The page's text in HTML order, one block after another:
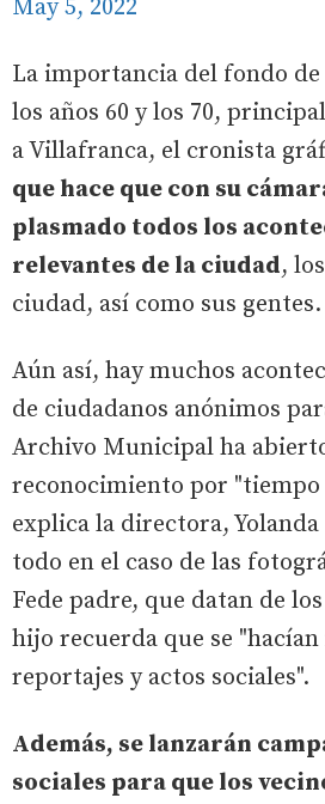
May 5, 2022
La importancia del fondo de
los años 60 y los 70,
a Villafranca, el cronista
que hace que con su
plasmado todos los
relevantes de la ciudad,
ciudad, así como sus gentes.
Aún así, hay muchos
de ciudadanos anónimos
Archivo Municipal ha
reconocimiento por
explica la directora,
todo en el caso de las
Fede padre, que datan de
hijo recuerda que se
reportajes y actos sociales".
Además, se lanzarán
sociales para que los